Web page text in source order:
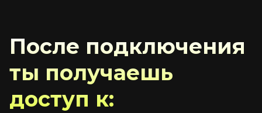
После подключения
ты получаешь
доступ к: